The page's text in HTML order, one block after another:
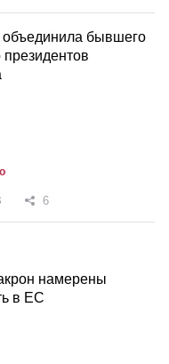
бывшего
6
намерены
в ЕС